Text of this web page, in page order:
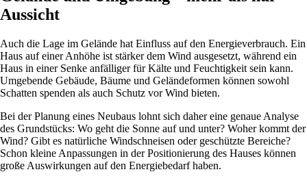
Aussicht
Auch die Lage im Gelände hat Einfluss auf den Energieverbrauch. Ein
Haus auf einer Anhöhe ist stärker dem Wind ausgesetzt, während ein
Haus in einer Senke anfälliger für Kälte und Feuchtigkeit sein kann.
Umgebende Gebäude, Bäume und Geländeformen können sowohl
Schatten spenden als auch Schutz vor Wind bieten.
Bei der Planung eines Neubaus lohnt sich daher eine genaue Analyse
des Grundstücks: Wo geht die Sonne auf und unter? Woher kommt der
Wind? Gibt es natürliche Windschneisen oder geschützte Bereiche?
Schon kleine Anpassungen in der Positionierung des Hauses können
große Auswirkungen auf den Energiebedarf haben.